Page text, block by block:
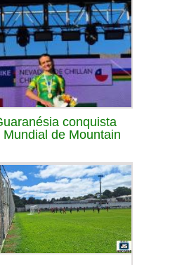
conquista
de Mountain